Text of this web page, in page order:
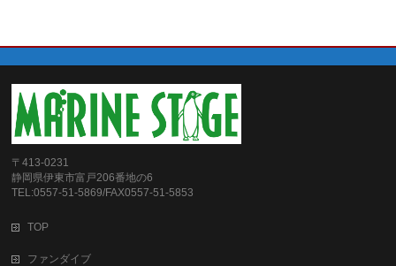
〒413-0231
静岡県伊東市富戸206番地の6
TEL:0557-51-5869/FAX0557-51-5853
TOP
ファンダイブ